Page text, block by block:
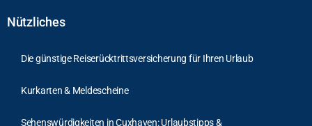
Nützliches
Die günstige Reiserücktrittsversicherung für Ihren Urlaub
Kurkarten & Meldescheine
Sehenswürdigkeiten in Cuxhaven: Urlaubstipps &